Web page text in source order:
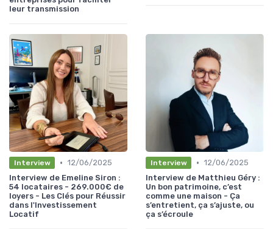
leur transmission
Interview • 12/06/2025
Interview de Emeline Siron :
54 locataires - 269.000€ de
loyers - Les Clés pour Réussir
dans l'Investissement
Locatif
Interview • 12/06/2025
Interview de Matthieu Géry :
Un bon patrimoine, c’est
comme une maison - Ça
s’entretient, ça s’ajuste, ou
ça s’écroule